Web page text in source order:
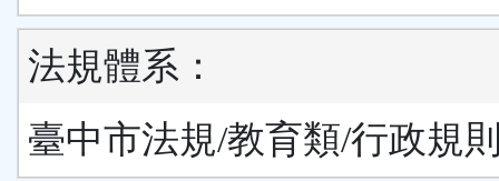
法規體系：
臺中市法規/教育類/行政規